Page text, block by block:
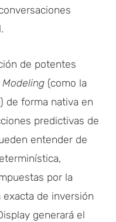
de potentes
(como la
de forma nativa en
predictivas de
entender de
por la
de inversión
generará el